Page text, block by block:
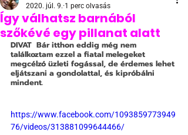
Így válhatsz barnából
szőkévé egy pillanat alatt
2020. júl. 9. 1 perc olvasás
DIVAT
  Bár itthon eddig még nem
találkoztam ezzel a fiatal melegeket
megcélzó üzleti fogással, de érdemes lehet
eljátszani a gondolattal, és kipróbálni
mindent.
https://www.facebook.com/1093859773949
76/videos/313881099644466/